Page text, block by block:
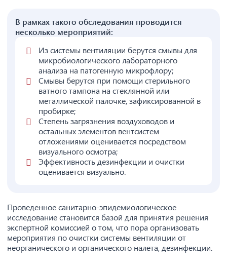
В рамках такого обследования проводится
несколько мероприятий:
Из системы вентиляции берутся смывы для
микробиологического лабораторного
анализа на патогенную микрофлору;
Смывы берутся при помощи стерильного
ватного тампона на стеклянной или
металлической палочке, зафиксированной в
пробирке;
Степень загрязнения воздуховодов и
остальных элементов вентсистем
отложениями оценивается посредством
визуального осмотра;
Эффективность дезинфекции и очистки
оценивается визуально.
Проведенное санитарно-эпидемиологическое
исследование становится базой для принятия решения
экспертной комиссией о том, что пора организовать
мероприятия по очистки системы вентиляции от
неорганического и органического налета, дезинфекции.